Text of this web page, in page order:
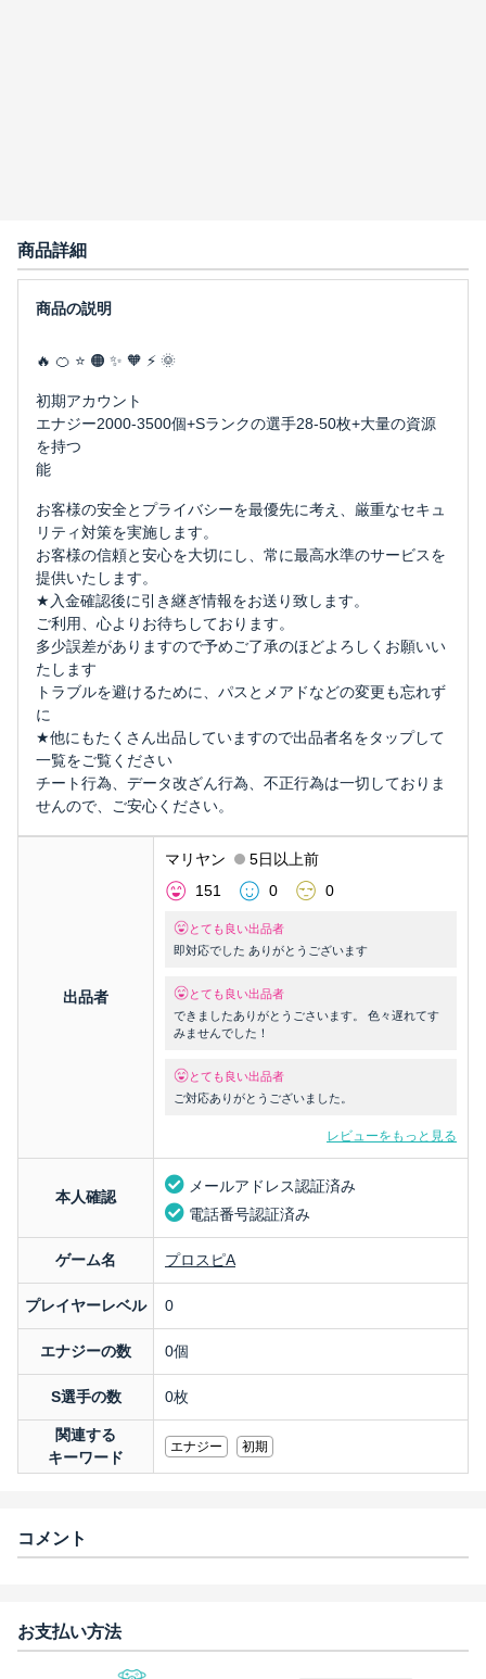
商品詳細
🔥 🍊 ⭐ 🟠 ✨ 🧡 ⚡ 🌞
初期アカウント
エナジー2000-3500個+Sランクの選手28-50枚+大量の資源
を持つ
能
お客様の安全とプライバシーを最優先に考え、厳重なセキュ
リティ対策を実施します。
お客様の信頼と安心を大切にし、常に最高水準のサービスを
提供いたします。
★入金確認後に引き継ぎ情報をお送り致します。
ご利用、心よりお待ちしております。
多少誤差がありますので予めご了承のほどよろしくお願いい
たします
トラブルを避けるために、パスとメアドなどの変更も忘れず
に
★他にもたくさん出品していますので出品者名をタップして
一覧をご覧ください
チート行為、データ改ざん行為、不正行為は一切しておりま
せんので、ご安心ください。
出品者
マリヤン
5日以上前
151
0 0
とても良い出品者
即対応でした ありがとうございます
とても良い出品者
できましたありがとうごさいます。 色々遅れてす
みませんでした！
とても良い出品者
ご対応ありがとうございました。
レビューをもっと見る
本人確認
メールアドレス認証済み
電話番号認証済み
ゲーム名 プロスピA
プレイヤーレベル 0
エナジーの数 0個
S選手の数 0枚
関連する
キーワード
エナジー 初期
コメント
お支払い方法